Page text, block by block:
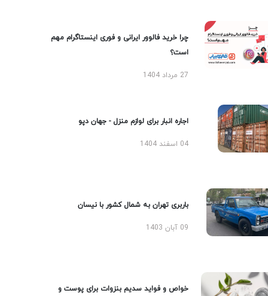
چرا خرید فالوور ایرانی و فوری اینستاگرام مهم
است؟
27 مرداد 1404
اجاره انبار برای لوازم منزل - جهان دپو
04 اسفند 1404
باربری تهران به شمال کشور با نیسان
09 آبان 1403
خواص و فواید سدیم بنزوات برای پوست و